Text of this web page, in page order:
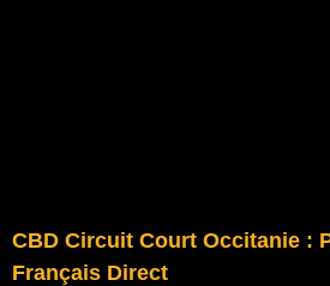
CBD Circuit Court Occitanie :
Français Direct